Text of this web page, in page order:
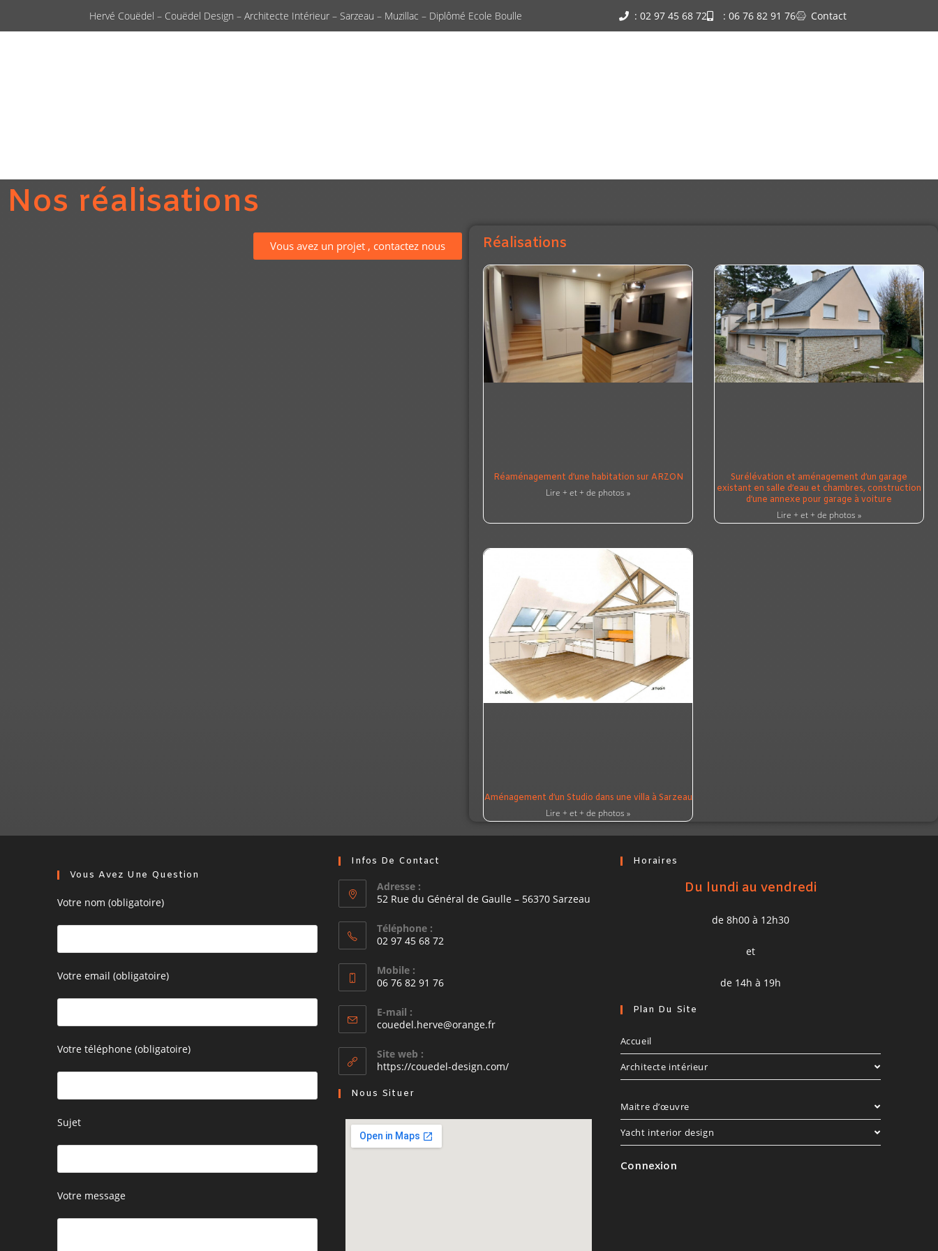
Hervé Couëdel – Couëdel Design – Architecte Intérieur – Sarzeau – Muzillac – Diplômé Ecole Boulle : 02 97 45 68 72 : 06 76 82 91 76 Contact
Nos réalisations
Vous avez un projet , contactez nous Réalisations
Réaménagement d’une habitation sur ARZON
Lire + et + de photos »
Surélévation et aménagement d’un garage
existant en salle d’eau et chambres, construction
d’une annexe pour garage à voiture
Lire + et + de photos »
Aménagement d’un Studio dans une villa à Sarzeau
Lire + et + de photos »
Vous Avez Une Question
Votre nom (obligatoire)
Votre email (obligatoire)
Votre téléphone (obligatoire)
Sujet
Votre message
Infos De Contact
Adresse :
52 Rue du Général de Gaulle – 56370 Sarzeau
Téléphone :
02 97 45 68 72
Mobile :
06 76 82 91 76
E-mail :
couedel.herve@orange.fr
Site web :
https://couedel-design.com/
Nous Situer
Horaires
Du lundi au vendredi
de 8h00 à 12h30
et
de 14h à 19h
Plan Du Site
Accueil
Architecte intérieur
Maitre d’œuvre
Yacht interior design
Connexion